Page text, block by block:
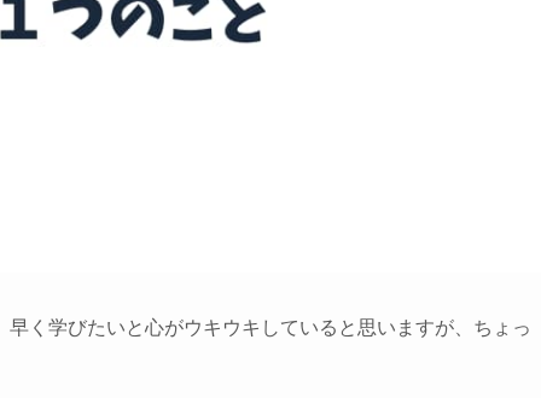
く学びたいと心がウキウキしていると思いますが、ちょっ